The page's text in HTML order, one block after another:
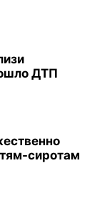
ДТП
сиротам